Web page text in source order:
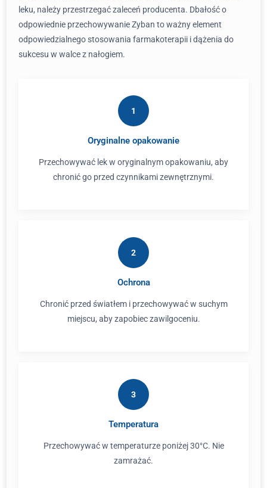
leku, należy przestrzegać zaleceń producenta. Dbałość o
odpowiednie przechowywanie Zyban to ważny element
odpowiedzialnego stosowania farmakoterapii i dążenia do
sukcesu w walce z nałogiem.
1
Oryginalne opakowanie
Przechowywać lek w oryginalnym opakowaniu, aby
chronić go przed czynnikami zewnętrznymi.
2
Ochrona
Chronić przed światłem i przechowywać w suchym
miejscu, aby zapobiec zawilgoceniu.
3
Temperatura
Przechowywać w temperaturze poniżej 30°C. Nie
zamrażać.